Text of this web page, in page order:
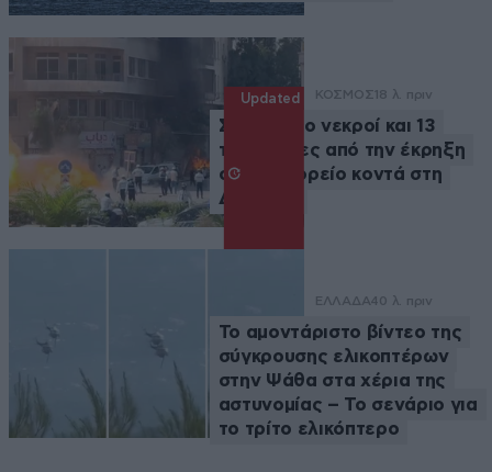
Updated ΚΟΣΜΟΣ 18 λ. πριν
Συρία: Δύο νεκροί και 13
τραυματίες από την έκρηξη
σε λεωφορείο κοντά στη
Δαμασκό
ΕΛΛΑΔΑ40 λ. πριν
Το αμοντάριστο βίντεο της
σύγκρουσης ελικοπτέρων
στην Ψάθα στα χέρια της
αστυνομίας – Το σενάριο για
το τρίτο ελικόπτερο